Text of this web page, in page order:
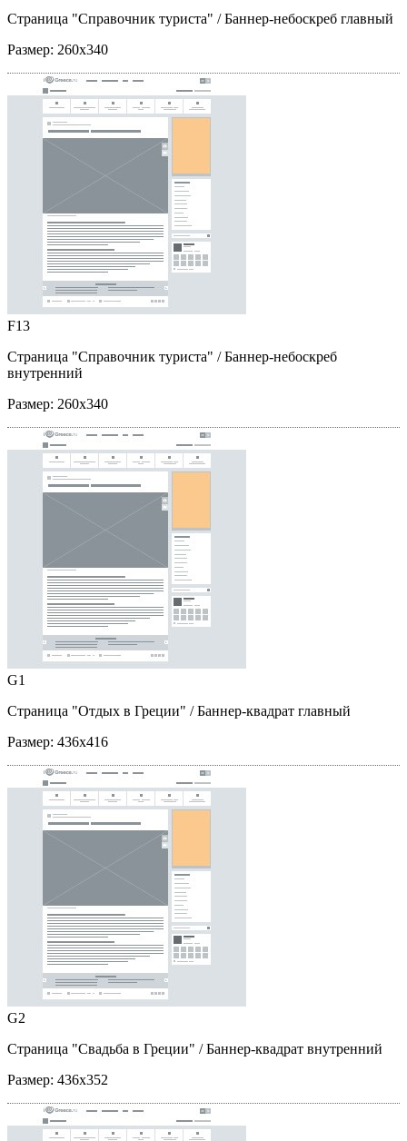
Страница "Справочник туриста" / Баннер-небоскреб главный
Размер: 260x340
F13
Страница "Справочник туриста" / Баннер-небоскреб
внутренний
Размер: 260x340
G1
Страница "Отдых в Греции" / Баннер-квадрат главный
Размер: 436x416
G2
Страница "Свадьба в Греции" / Баннер-квадрат внутренний
Размер: 436x352